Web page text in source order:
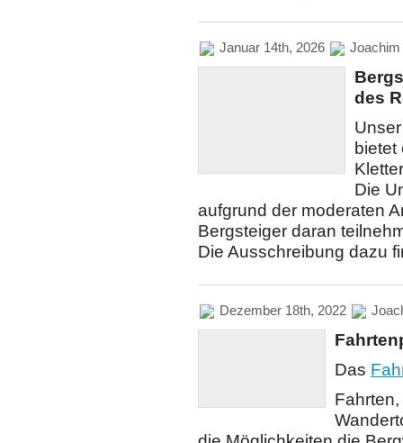
Januar 14th, 2026 Joachim
des
Die
aufgrund der moderaten
Bergsteiger daran
Die Ausschreibung dazu
Dezember 18th, 2022
Das